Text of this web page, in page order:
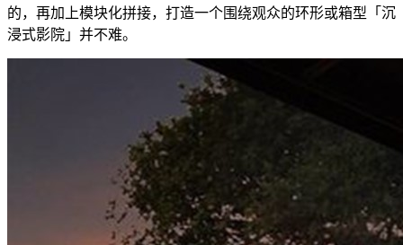
的，再加上模块化拼接，打造一个围绕观众的环形或箱型「沉
浸式影院」并不难。